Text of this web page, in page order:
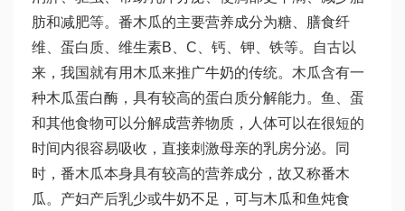
肪和减肥等。番木瓜的主要营养成分为糖、膳食纤
维、蛋白质、维生素B、C、钙、钾、铁等。自古以
来，我国就有用木瓜来推广牛奶的传统。木瓜含有一
种木瓜蛋白酶，具有较高的蛋白质分解能力。鱼、蛋
和其他食物可以分解成营养物质，人体可以在很短的
时间内很容易吸收，直接刺激母亲的乳房分泌。同
时，番木瓜本身具有较高的营养成分，故又称番木
瓜。产妇产后乳少或牛奶不足，可与木瓜和鱼炖食